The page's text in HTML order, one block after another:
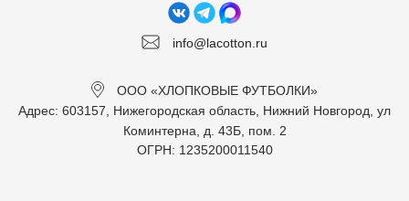
info@lacotton.ru
ООО «ХЛОПКОВЫЕ ФУТБОЛКИ»
Адрес: 603157, Нижегородская область, Нижний Новгород, ул
Коминтерна, д. 43Б, пом. 2
ОГРН: 1235200011540